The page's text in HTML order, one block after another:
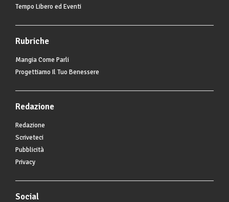
Tempo Libero ed Eventi
Rubriche
Mangia Come Parli
Progettiamo Il Tuo Benessere
Redazione
Redazione
Scriveteci
Pubblicità
Privacy
Social